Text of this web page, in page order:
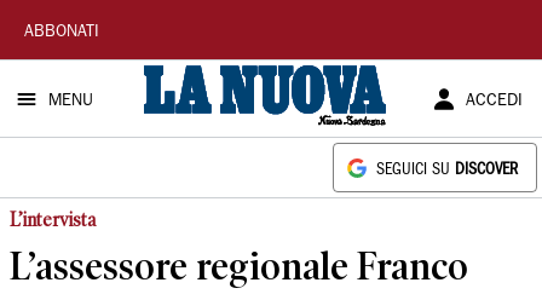
La
Nuova
Sardegna
ABBONATI
MENU ACCEDI
SEGUICI SU DISCOVER
L’intervista
L’assessore regionale Franco